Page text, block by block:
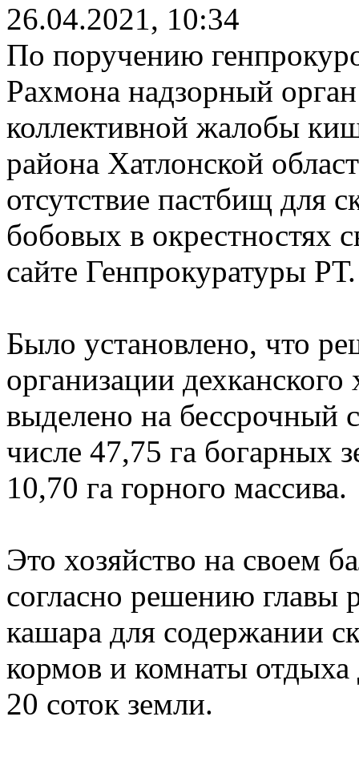
26.04.2021, 10:34
По поручению
Рахмона надзорный
коллективной жалобы
района Хатлонской
отсутствие пастбищ для
бобовых в окрестностях
сайте Генпрокуратуры РТ.
Было установлено, что
организации
выделено на бессрочный
числе 47,75 га богарных
10,70 га горного массива.
Это хозяйство на своем
согласно решению главы
кашара для содержании
кормов и комнаты
20 соток земли.